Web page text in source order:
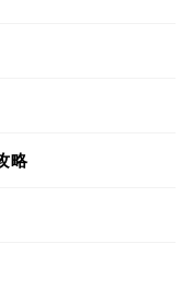
略